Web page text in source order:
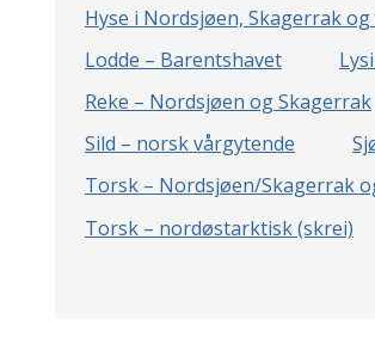
Hyse i Nordsjøen, Skagerrak
Lodde – Barentshavet
Reke – Nordsjøen og Skagerrak
Sild – norsk vårgytende
Torsk – Nordsjøen/Skagerrak
Torsk – nordøstarktisk (skrei)